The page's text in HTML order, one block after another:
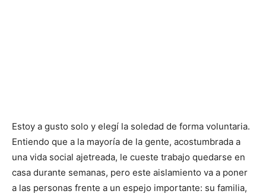
Estoy a gusto solo y elegí la soledad de forma voluntaria.
Entiendo que a la mayoría de la gente, acostumbrada a
una vida social ajetreada, le cueste trabajo quedarse en
casa durante semanas, pero este aislamiento va a poner
a las personas frente a un espejo importante: su familia,